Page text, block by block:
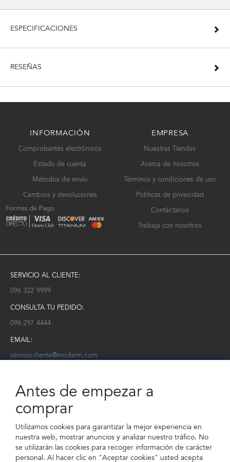
ESPECIFICACIONES
RESEÑAS
INFORMACIÓN
Comprobantes electrónicos
Estado de cuenta
Métodos de envío
Cambios y devoluciones
EMPRESA
Nuestras Tiendas
Acerca de nosotros
Términos y condiciones de uso
Políticas de privacidad
Contáctanos
Trabaja con nosotros
SERVICIO AL CLIENTE:
096 322 9999
CONSULTA TU PEDIDO:
096 297 4444
EMAIL:
serviciocliente@modarm.com
Conoce toda la información sobre últimas colecciones, eventos y
Subscríbete a nuestro newsletter
SUSCRIBIRSE
Antes de empezar a
comprar
Utilizamos cookies para garantizar la mejor experiencia en
nuestra web, mostrar anuncios y analizar nuestro tráfico. No
se utilizarán las cookies para recoger información de carácter
personal. Al hacer clic en "Aceptar cookies" usted acepta